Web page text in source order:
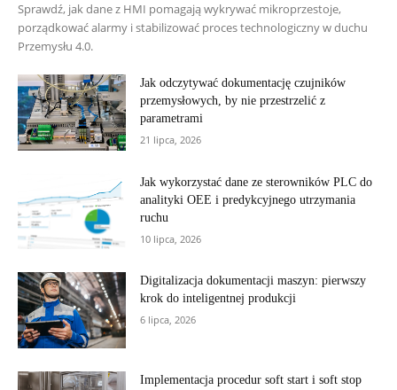
Sprawdź, jak dane z HMI pomagają wykrywać mikroprzestoje,
porządkować alarmy i stabilizować proces technologiczny w duchu
Przemysłu 4.0.
Jak odczytywać dokumentację czujników
przemysłowych, by nie przestrzelić z
parametrami
21 lipca, 2026
Jak wykorzystać dane ze sterowników PLC do
analityki OEE i predykcyjnego utrzymania
ruchu
10 lipca, 2026
Digitalizacja dokumentacji maszyn: pierwszy
krok do inteligentnej produkcji
6 lipca, 2026
Implementacja procedur soft start i soft stop